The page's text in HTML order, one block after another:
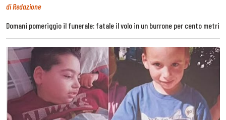
di Redazione
Domani pomeriggio il funerale: fatale il volo in un burrone per cento metri